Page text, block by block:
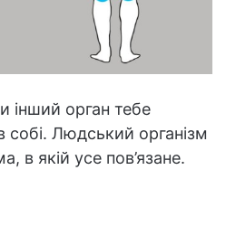
інший орган тебе
собі. Людський організм
в якій усе пов’язане.